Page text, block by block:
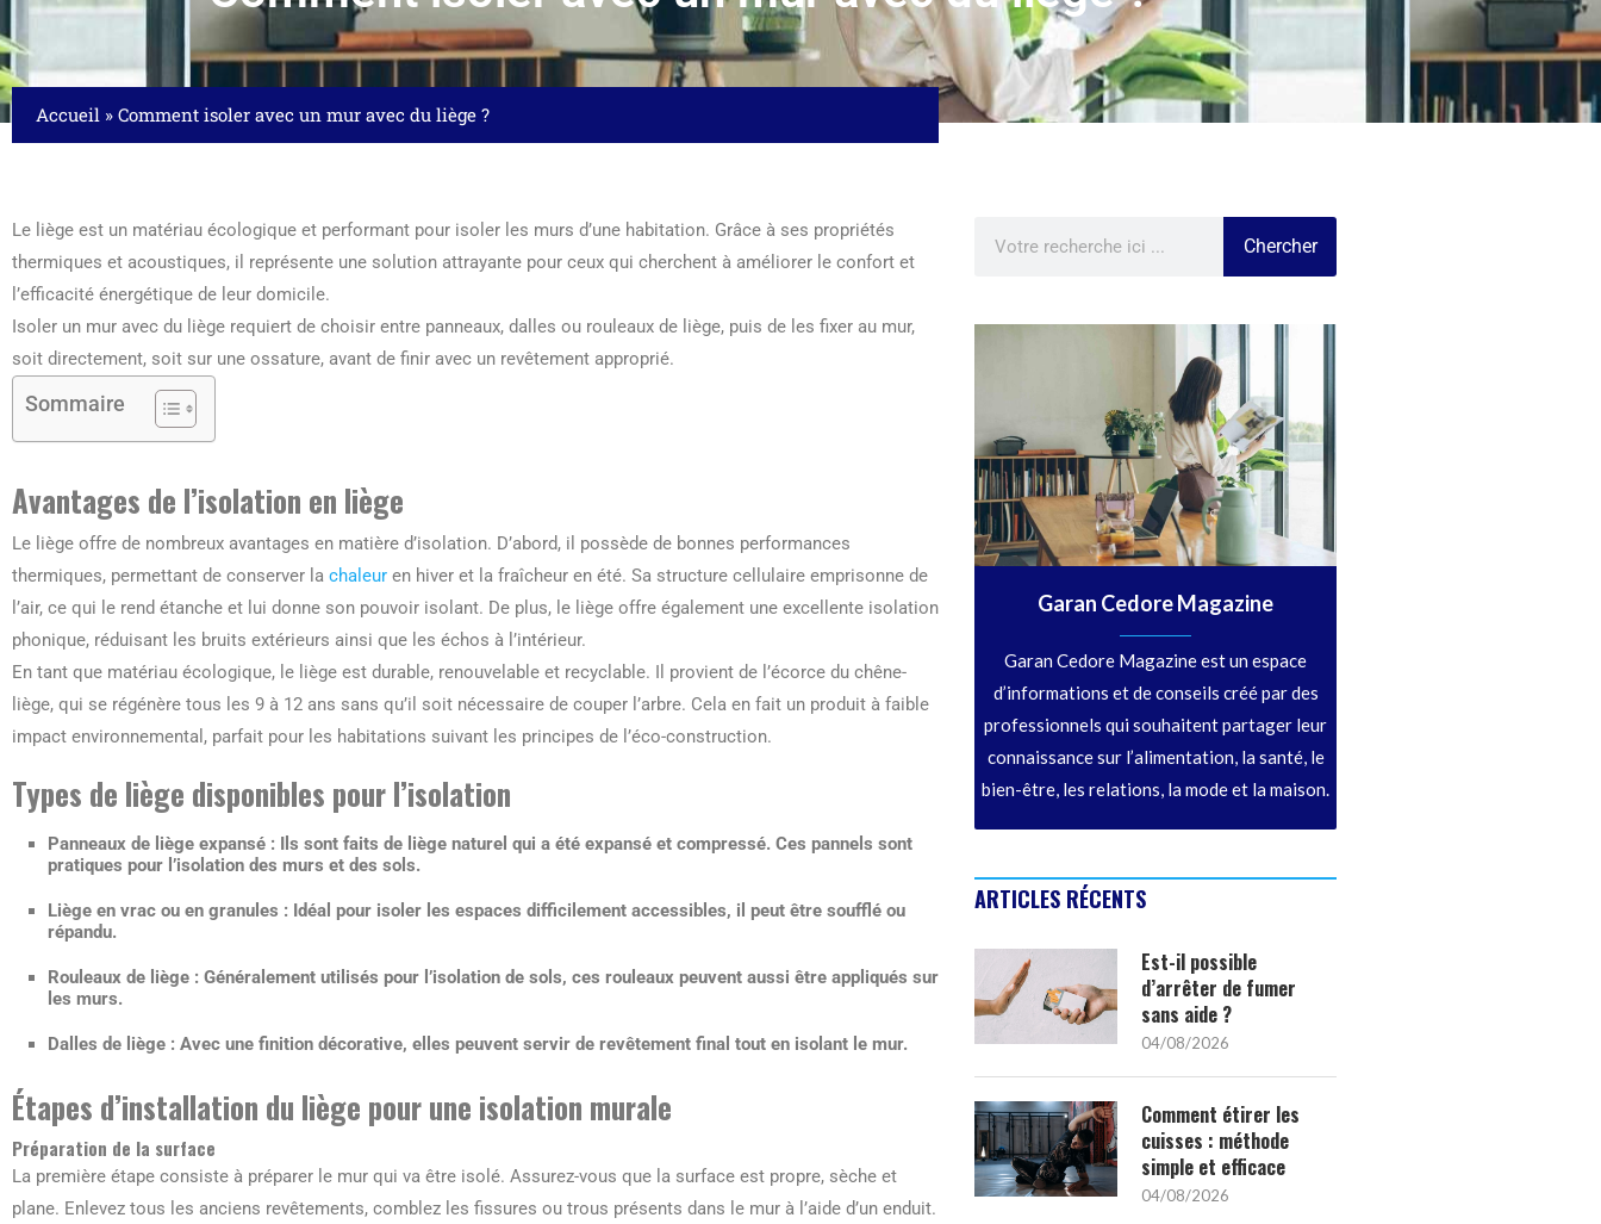
Accueil » Comment isoler avec un mur avec du liège ?
Le liège est un matériau écologique et performant pour isoler les murs d’une habitation. Grâce à ses propriétés
thermiques et acoustiques, il représente une solution attrayante pour ceux qui cherchent à améliorer le confort et
l’efficacité énergétique de leur domicile.
Isoler un mur avec du liège requiert de choisir entre panneaux, dalles ou rouleaux de liège, puis de les fixer au mur,
soit directement, soit sur une ossature, avant de finir avec un revêtement approprié.
Sommaire
Avantages de l’isolation en liège
Le liège offre de nombreux avantages en matière d’isolation. D’abord, il possède de bonnes performances
thermiques, permettant de conserver la chaleur en hiver et la fraîcheur en été. Sa structure cellulaire emprisonne de
l’air, ce qui le rend étanche et lui donne son pouvoir isolant. De plus, le liège offre également une excellente isolation
phonique, réduisant les bruits extérieurs ainsi que les échos à l’intérieur.
En tant que matériau écologique, le liège est durable, renouvelable et recyclable. Il provient de l’écorce du chêne-
liège, qui se régénère tous les 9 à 12 ans sans qu’il soit nécessaire de couper l’arbre. Cela en fait un produit à faible
impact environnemental, parfait pour les habitations suivant les principes de l’éco-construction.
Types de liège disponibles pour l’isolation
Panneaux de liège expansé : Ils sont faits de liège naturel qui a été expansé et compressé. Ces pannels sont
pratiques pour l’isolation des murs et des sols.
Liège en vrac ou en granules : Idéal pour isoler les espaces difficilement accessibles, il peut être soufflé ou
répandu.
Rouleaux de liège : Généralement utilisés pour l’isolation de sols, ces rouleaux peuvent aussi être appliqués sur
les murs.
Dalles de liège : Avec une finition décorative, elles peuvent servir de revêtement final tout en isolant le mur.
Étapes d’installation du liège pour une isolation murale
Préparation de la surface
La première étape consiste à préparer le mur qui va être isolé. Assurez-vous que la surface est propre, sèche et
plane. Enlevez tous les anciens revêtements, comblez les fissures ou trous présents dans le mur à l’aide d’un enduit.
Chercher
Garan Cedore Magazine
Garan Cedore Magazine est un espace
d’informations et de conseils créé par des
professionnels qui souhaitent partager leur
connaissance sur l’alimentation, la santé, le
bien-être, les relations, la mode et la maison.
ARTICLES RÉCENTS
Est-il possible
d’arrêter de fumer
sans aide ?
04/08/2026
Comment étirer les
cuisses : méthode
simple et efficace
04/08/2026